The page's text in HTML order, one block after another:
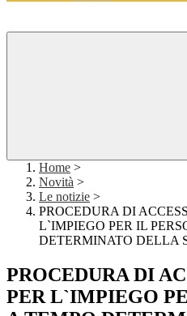
Home >
Novità >
Le notizie >
PROCEDURA DI
L`IMPIEGO PER IL
DETERMINATO DELLA
PROCEDURA DI
PER L`IMPIEGO